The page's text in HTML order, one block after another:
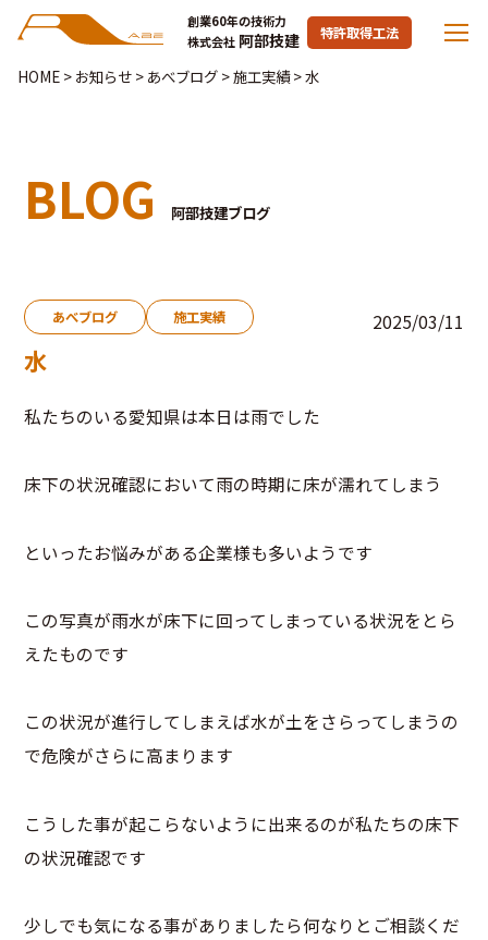
創業60年の技術力
株式会社 阿部技建 特許取得工法
HOME> お知らせ> あべブログ>施工実績>水
BLOG 阿部技建ブログ
あべブログ 施工実績 2025/03/11
水
私たちのいる愛知県は本日は雨でした
床下の状況確認において雨の時期に床が濡れてしまう
といったお悩みがある企業様も多いようです
この写真が雨水が床下に回ってしまっている状況をとら
えたものです
この状況が進行してしまえば水が土をさらってしまうの
で危険がさらに高まります
こうした事が起こらないように出来るのが私たちの床下
の状況確認です
少しでも気になる事がありましたら何なりとご相談くだ